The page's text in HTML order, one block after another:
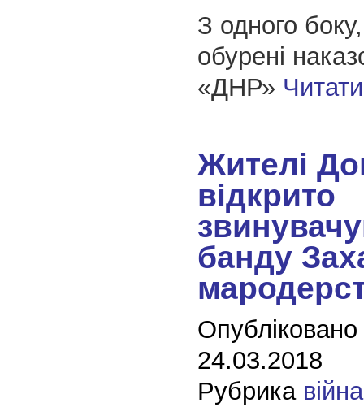
З одного
обурені
«ДНР»
Жителі
відкрито
банду
24.03.2018
Рубрика війна